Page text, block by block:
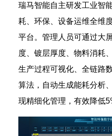
瑞马智能自主研发工业智
耗、环保、设备运维全维
平台。管理人员可通过大
度、镀层厚度、物料消耗
生产过程可视化、全链路
算法，自动生成能耗分析
现精细化管理，有效降低